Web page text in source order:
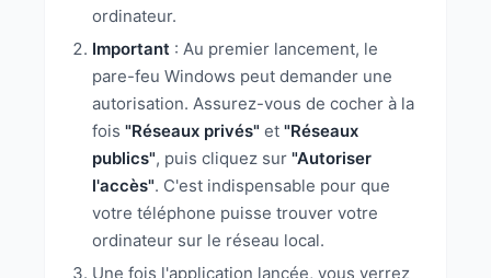
ordinateur.
Important: Au premier lancement, le
pare-feu Windows peut demander une
autorisation. Assurez-vous de cocher à la
fois "Réseaux privés" et "Réseaux
publics", puis cliquez sur "Autoriser
l'accès". C'est indispensable pour que
votre téléphone puisse trouver votre
ordinateur sur le réseau local.
Une fois l'application lancée, vous verrez